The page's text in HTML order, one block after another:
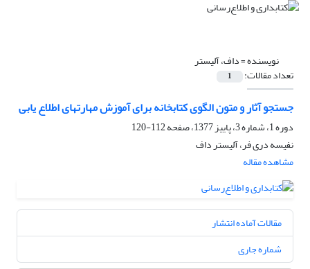
نویسنده =داف، آلیستر
تعداد مقالات: 1
جستجو آثار و متون الگوی کتابخانه برای آموزش مهارتهای اطلاع یابی
دوره 1، شماره 3، پاییز 1377، صفحه
112-120
نفیسه دری فر، آلیستر داف
مشاهده مقاله
مقالات آماده انتشار
شماره جاری